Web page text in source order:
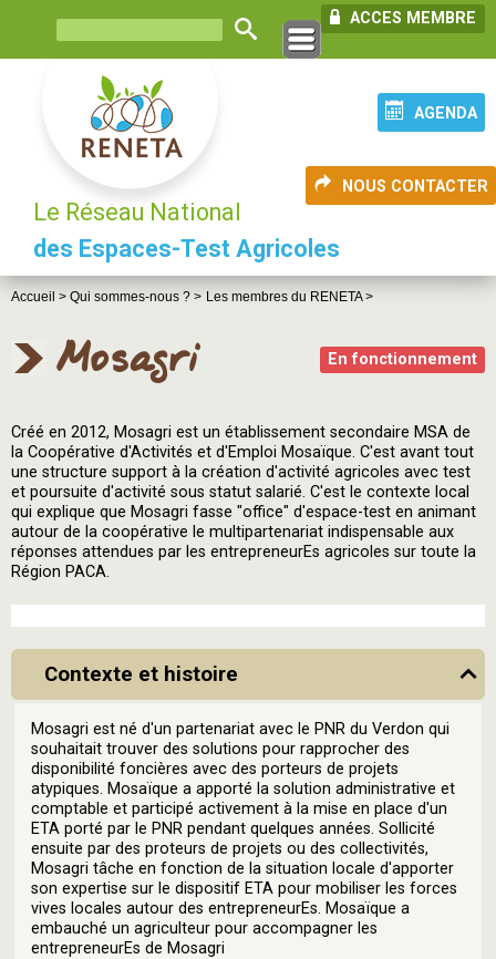
ACCES MEMBRE
AGENDA
NOUS CONTACTER
Le Réseau National
des Espaces-Test Agricoles
Accueil > Qui sommes-nous ? > Les membres du RENETA >
En fonctionnement
Mosagri
Créé en 2012, Mosagri est un établissement secondaire MSA de
la Coopérative d'Activités et d'Emploi Mosaïque. C'est avant tout
une structure support à la création d'activité agricoles avec test
et poursuite d'activité sous statut salarié. C'est le contexte local
qui explique que Mosagri fasse "office" d'espace-test en animant
autour de la coopérative le multipartenariat indispensable aux
réponses attendues par les entrepreneurEs agricoles sur toute la
Région PACA.
Contexte et histoire
Mosagri est né d'un partenariat avec le PNR du Verdon qui
souhaitait trouver des solutions pour rapprocher des
disponibilité foncières avec des porteurs de projets
atypiques. Mosaïque a apporté la solution administrative et
comptable et participé activement à la mise en place d'un
ETA porté par le PNR pendant quelques années. Sollicité
ensuite par des proteurs de projets ou des collectivités,
Mosagri tâche en fonction de la situation locale d'apporter
son expertise sur le dispositif ETA pour mobiliser les forces
vives locales autour des entrepreneurEs. Mosaïque a
embauché un agriculteur pour accompagner les
entrepreneurEs de Mosagri